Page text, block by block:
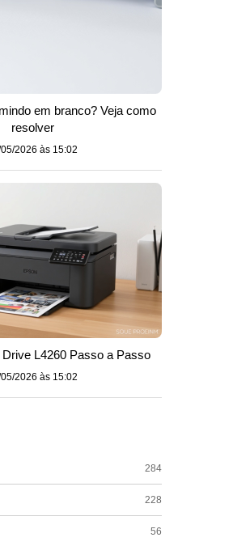
em branco? Veja como
resolver
2026 às 15:02
L4260 Passo a Passo
2026 às 15:02
284
228
56